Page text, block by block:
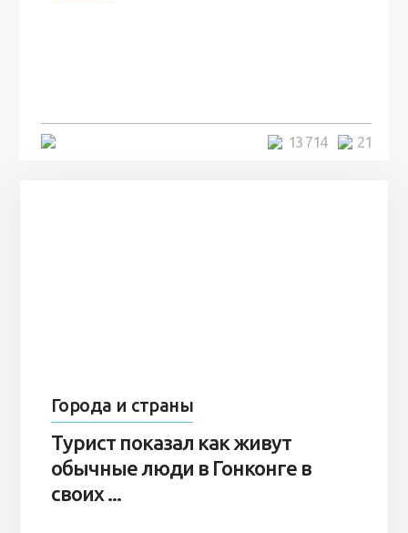
21
13 714
Города и страны
Турист показал как живут
обычные люди в Гонконге в
своих ...